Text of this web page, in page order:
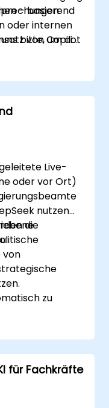
von Copilot
– basierend
oder internen
bitte, um die
Live-
oder vor Ort)
nutzen
die
von
zu
zur
im öffentlichen
Lösungen
für Fachkräfte